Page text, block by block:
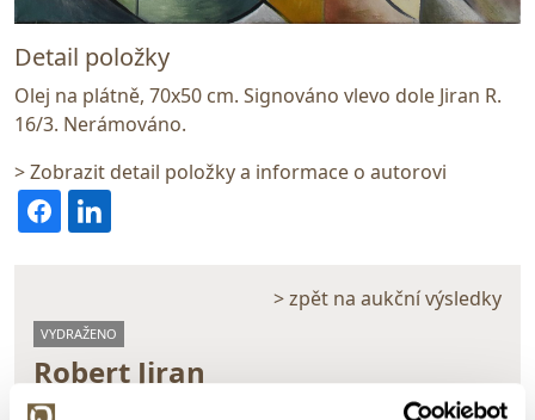
Detail položky
Olej na plátně, 70x50 cm. Signováno vlevo dole Jiran R.
16/3. Nerámováno.
> Zobrazit detail položky a informace o autorovi
> zpět na aukční výsledky
VYDRAŽENO
Robert Jiran
45094. Krajina